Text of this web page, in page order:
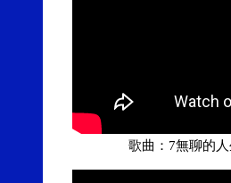
歌曲：7無聊的